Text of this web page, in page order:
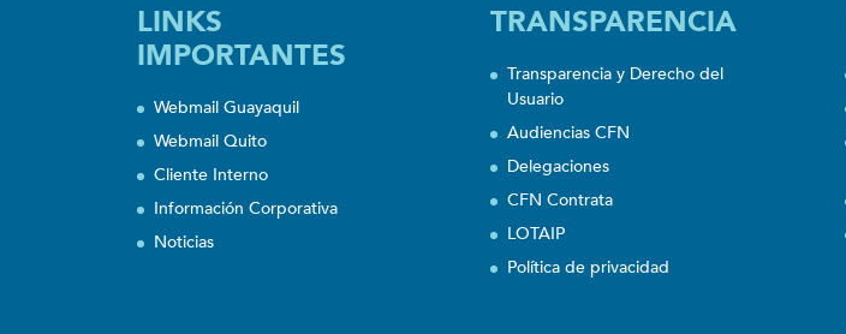
LINKS
IMPORTANTES
Webmail Guayaquil
Webmail Quito
Cliente Interno
Información Corporativa
Noticias
TRANSPARENCIA
Transparencia y Derecho del
Usuario
Audiencias CFN
Delegaciones
CFN Contrata
LOTAIP
Política de privacidad